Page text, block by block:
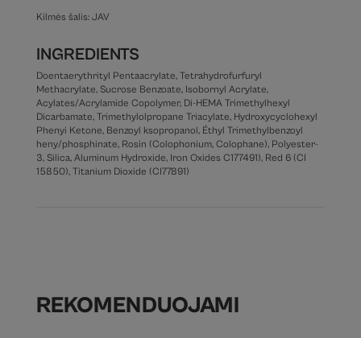
Kilmės šalis: JAV
INGREDIENTS
Doentaerythrityl Pentaacrylate, Tetrahydrofurfuryl
Methacrylate, Sucrose Benzoate, Isobornyl Acrylate,
Acylates/Acrylamide Copolymer, Di-HEMA Trimethylhexyl
Dicarbamate, Trimethylolpropane Triacylate, Hydroxycyclohexyl
Phenyi Ketone, Benzoyl ksopropanol, Éthyl Trimethylbenzoyl
heny/phosphinate, Rosin (Colophonium, Colophane), Polyester-
3, Silica, Aluminum Hydroxide, Iron Oxides C177491), Red 6 (CI
15850), Titanium Dioxide (CI77891)
REKOMENDUOJAMI